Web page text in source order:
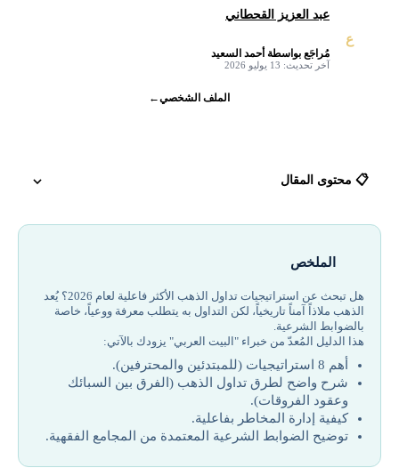
ع
عبد العزيز القحطاني
مُراجَع بواسطة أحمد السعيد
آخر تحديث: 13 يوليو 2026
الملف الشخصي←
📋 محتوى المقال
شرح أفضل 8 استراتيجيات تداول الذهب عملية بالتفصيل (للمبتدئين
والمحترفين)
ما هي طرق تداول الذهب للمبتدئين؟
كيف تدير مخاطر تداول الذهب بفاعلية؟
أخطاء المبتدئين في تداول الذهب
الملخص
هل تبحث عن استراتيجيات تداول الذهب الأكثر فاعلية لعام 2026؟ يُعد
الذهب ملاذاً آمناً تاريخياً، لكن التداول به يتطلب معرفة ووعياً، خاصة
بالضوابط الشرعية.
هذا الدليل المُعدّ من خبراء "البيت العربي" يزودك بالآتي:
أهم 8 استراتيجيات (للمبتدئين والمحترفين).
شرح واضح لطرق تداول الذهب (الفرق بين السبائك
وعقود الفروقات).
كيفية إدارة المخاطر بفاعلية.
توضيح الضوابط الشرعية المعتمدة من المجامع الفقهية.